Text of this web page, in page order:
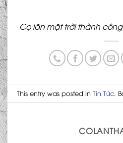
Cọ lăn mặt trời thành công
This entry was posted inTin Tức.